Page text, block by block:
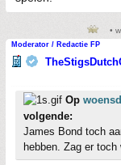
•
Moderator / Redactie FP
Op
volgende:
James Bond toch
hebben. Zag er